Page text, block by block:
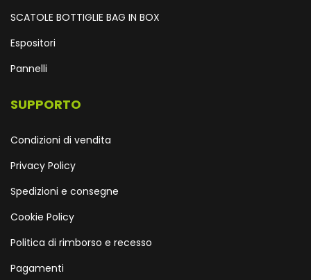
SCATOLE BOTTIGLIE BAG IN BOX
Espositori
Pannelli
SUPPORTO
Condizioni di vendita
Privacy Policy
Spedizioni e consegne
Cookie Policy
Politica di rimborso e recesso
Pagamenti